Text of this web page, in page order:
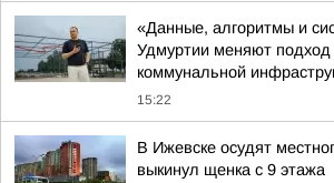
«Данные, алгоритмы и
Удмуртии меняют
коммунальной
15:22
В Ижевске осудят
выкинул щенка с 9 этажа